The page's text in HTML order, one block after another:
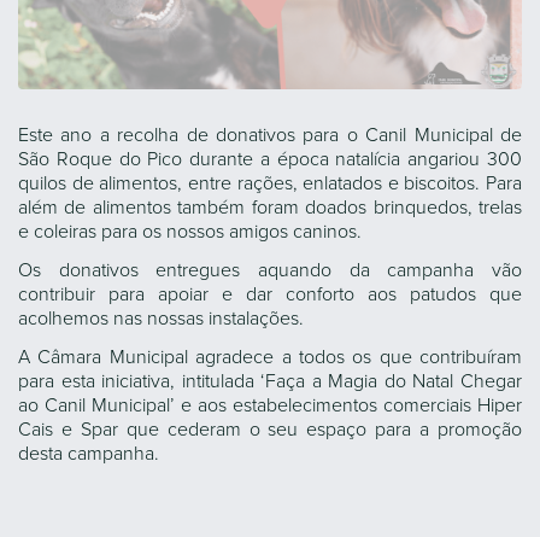
Este ano a recolha de donativos para o Canil Municipal de
São Roque do Pico durante a época natalícia angariou 300
quilos de alimentos, entre rações, enlatados e biscoitos. Para
além de alimentos também foram doados brinquedos, trelas
e coleiras para os nossos amigos caninos.
Os donativos entregues aquando da campanha vão
contribuir para apoiar e dar conforto aos patudos que
acolhemos nas nossas instalações.
A Câmara Municipal agradece a todos os que contribuíram
para esta iniciativa, intitulada ‘Faça a Magia do Natal Chegar
ao Canil Municipal’ e aos estabelecimentos comerciais Hiper
Cais e Spar que cederam o seu espaço para a promoção
desta campanha.